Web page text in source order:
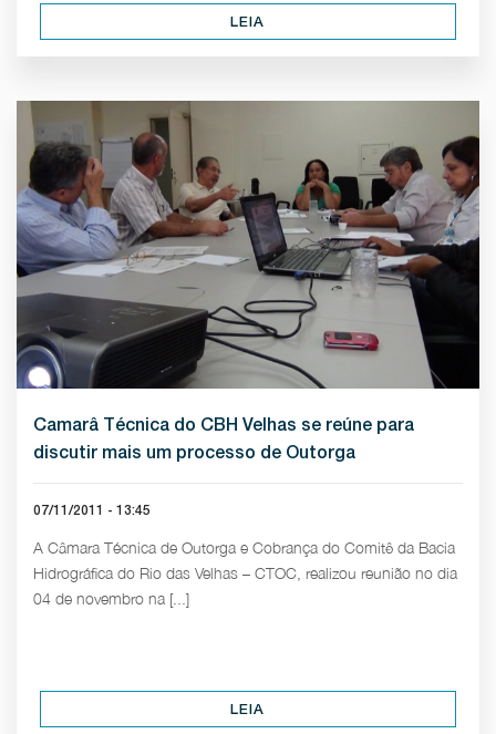
LEIA
Camarâ Técnica do CBH Velhas se reúne para
discutir mais um processo de Outorga
07/11/2011 - 13:45
A Câmara Técnica de Outorga e Cobrança do Comitê da Bacia
Hidrográfica do Rio das Velhas – CTOC, realizou reunião no dia
04 de novembro na [...]
LEIA